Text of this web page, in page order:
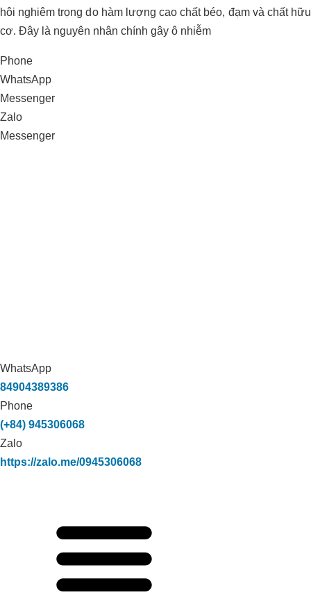
hôi nghiêm trọng do hàm lượng cao chất béo, đạm và chất hữu
cơ. Đây là nguyên nhân chính gây ô nhiễm
Phone
WhatsApp
Messenger
Zalo
Messenger
WhatsApp
84904389386
Phone
(+84) 945306068
Zalo
https://zalo.me/0945306068